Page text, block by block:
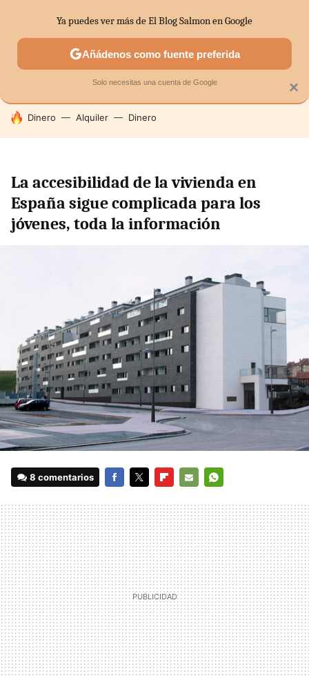
SECTORES ECONOMÍA DOMÉSTICA MERCADOS
HOY SE HABLA DE
Dinero Alquiler Dinero
La accesibilidad de la vivienda en
España sigue complicada para los
jóvenes, toda la información
8 comentarios
MAIL
×
Ya puedes ver más de El Blog Salmon en Google
Añádenos como fuente preferida
Solo necesitas una cuenta de Google